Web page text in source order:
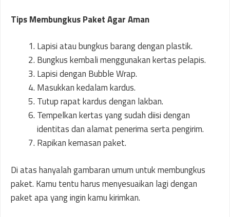
Tips Membungkus Paket Agar Aman
Lapisi atau bungkus barang dengan plastik.
Bungkus kembali menggunakan kertas pelapis.
Lapisi dengan Bubble Wrap.
Masukkan kedalam kardus.
Tutup rapat kardus dengan lakban.
Tempelkan kertas yang sudah diisi dengan
identitas dan alamat penerima serta pengirim.
Rapikan kemasan paket.
Di atas hanyalah gambaran umum untuk membungkus
paket. Kamu tentu harus menyesuaikan lagi dengan
paket apa yang ingin kamu kirimkan.